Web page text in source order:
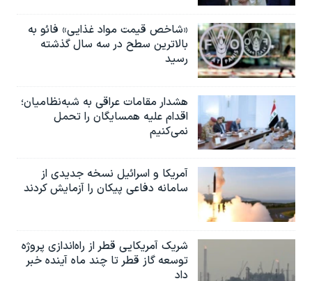
«شاخص قیمت مواد غذایی» فائو به
بالاترین سطح در سه سال گذشته
رسید
هشدار مقامات عراقی به شبه‌نظامیان؛
اقدام علیه همسایگان را تحمل
نمی‌کنیم
آمریکا و اسرائیل نسخه جدیدی از
سامانه دفاعی پیکان را آزمایش کردند
شریک آمریکایی قطر از راه‌اندازی پروژه
توسعه گاز قطر تا چند ماه آینده خبر
داد